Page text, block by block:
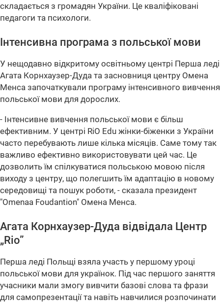
складається з громадян України. Це кваліфіковані
педагоги та психологи.
Інтенсивна програма з польської мови
У нещодавно відкритому освітньому центрі Перша леді
Агата Корнхаузер-Дуда та засновниця центру Омена
Менса започаткували програму інтенсивного вивчення
польської мови для дорослих.
- Інтенсивне вивчення польської мови є більш
ефективним. У центрі RiO Edu жінки-біженки з України
часто перебувають лише кілька місяців. Саме тому так
важливо ефективно використовувати цей час. Це
дозволить їм спілкуватися польською мовою після
виходу з центру, що полегшить їм адаптацію в новому
середовищі та пошук роботи, - сказала президент
"Omenaa Foudantion" Омена Менса.
Агата Корнхаузер-Дуда відвідала Центр
„Rio”
Перша леді Польщі взяла участь у першому уроці
польської мови для українок. Під час першого заняття
учасники мали змогу вивчити базові слова та фрази
для самопрезентації та навіть навчилися розпочинати